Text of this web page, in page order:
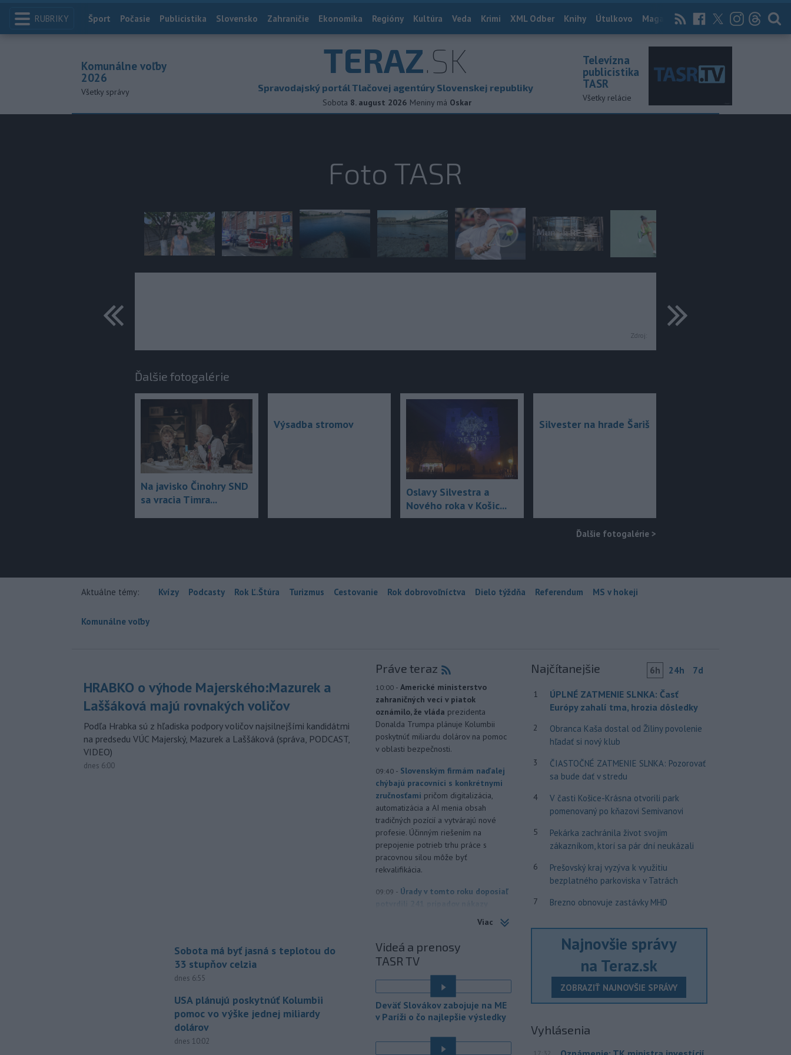
RUBRIKY Index
Šport Počasie Publicistika Slovensko Zahraničie Ekonomika Regióny Kultúra Veda Krimi XML Odber Knihy Útulkovo Magazín News Now Archív
TERAZ.SK
Spravodajský portál Tlačovej agentúry Slovenskej republiky
Sobota 8. august 2026 Meniny má Oskar
Komunálne voľby
2026
Všetky správy
Televízna
publicistika
TASR
Všetky relácie
Foto TASR
Zdroj:
predchádzajúce ďalšie
Ďalšie fotogalérie
Na javisko Činohry SND
sa vracia Timra...
Výsadba stromov
Oslavy Silvestra a
Nového roka v Košic...
Silvester na hrade Šariš
Ďalšie fotogalérie >
Aktuálne témy: Kvízy Podcasty Rok Ľ.Štúra Turizmus Cestovanie Rok dobrovoľníctva Dielo týždňa Referendum MS v hokeji
Komunálne voľby
HRABKO o výhode Majerského:Mazurek a
Laššáková majú rovnakých voličov
Podľa Hrabka sú z hľadiska podpory voličov najsilnejšími kandidátmi
na predsedu VÚC Majerský, Mazurek a Laššáková (správa, PODCAST,
VIDEO)
dnes 6:00
Sobota má byť jasná s teplotou do
33 stupňov celzia
dnes 6:55
USA plánujú poskytnúť Kolumbii
pomoc vo výške jednej miliardy
dolárov
dnes 10:02
Práve teraz
10:00 - Americké ministerstvo
zahraničných vecí v piatok
oznámilo, že vláda prezidenta
Donalda Trumpa plánuje Kolumbii
poskytnúť miliardu dolárov na pomoc
v oblasti bezpečnosti.
09:40 - Slovenským firmám naďalej
chýbajú pracovníci s konkrétnymi
zručnosťami pričom digitalizácia,
automatizácia a AI menia obsah
tradičných pozícií a vytvárajú nové
profesie. Účinným riešením na
prepojenie potrieb trhu práce s
pracovnou silou môže byť
rekvalifikácia.
09:09 - Úrady v tomto roku doposiaľ
Európe. Uvádza to týždenná správa,
ktorú v piatok zverejnilo Európske
centrum pre prevenciu a kontrolu
chorôb (ECDC).241 prípadov nákazy
západonílskou
Nemecká polícia v piatok
uviedla, že rozhodnutie pekárky,
vybrala navštíviť svojich
dvoch stálych zákazníkov - starší
manželský pár - po tom, čo sa u nej
Viac
Videá a prenosy
TASR TV
Deväť Slovákov zabojuje na ME
v Paríži o čo najlepšie výsledky
Najčítanejšie 6h 24h 7d
1
ÚPLNÉ ZATMENIE SLNKA: Časť
Európy zahalí tma, hrozia dôsledky
2
Obranca Kaša dostal od Žiliny povolenie
hľadať si nový klub
3
ČIASTOČNÉ ZATMENIE SLNKA: Pozorovať
sa bude dať v stredu
4
V časti Košice-Krásna otvorili park
pomenovaný po kňazovi Semivanovi
5
Pekárka zachránila život svojim
zákazníkom, ktorí sa pár dní neukázali
6
Prešovský kraj vyzýva k využitiu
bezplatného parkoviska v Tatrách
7 Brezno obnovuje zastávky MHD
Najnovšie správy
na Teraz.sk
ZOBRAZIŤ NAJNOVŠIE SPRÁVY
Vyhlásenia
17:32